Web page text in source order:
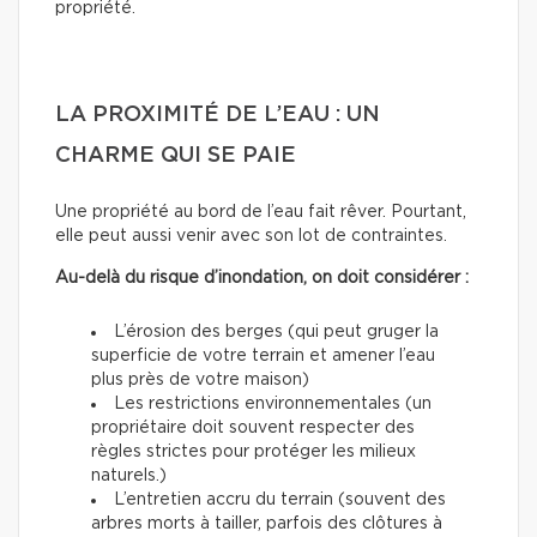
propriété.
LA PROXIMITÉ DE L’EAU : UN
CHARME QUI SE PAIE
Une propriété au bord de l’eau fait rêver. Pourtant,
elle peut aussi venir avec son lot de contraintes.
Au-delà du risque d’inondation, on doit considérer :
L’érosion des berges (qui peut gruger la
superficie de votre terrain et amener l’eau
plus près de votre maison)
Les restrictions environnementales (un
propriétaire doit souvent respecter des
règles strictes pour protéger les milieux
naturels.)
L’entretien accru du terrain (souvent des
arbres morts à tailler, parfois des clôtures à